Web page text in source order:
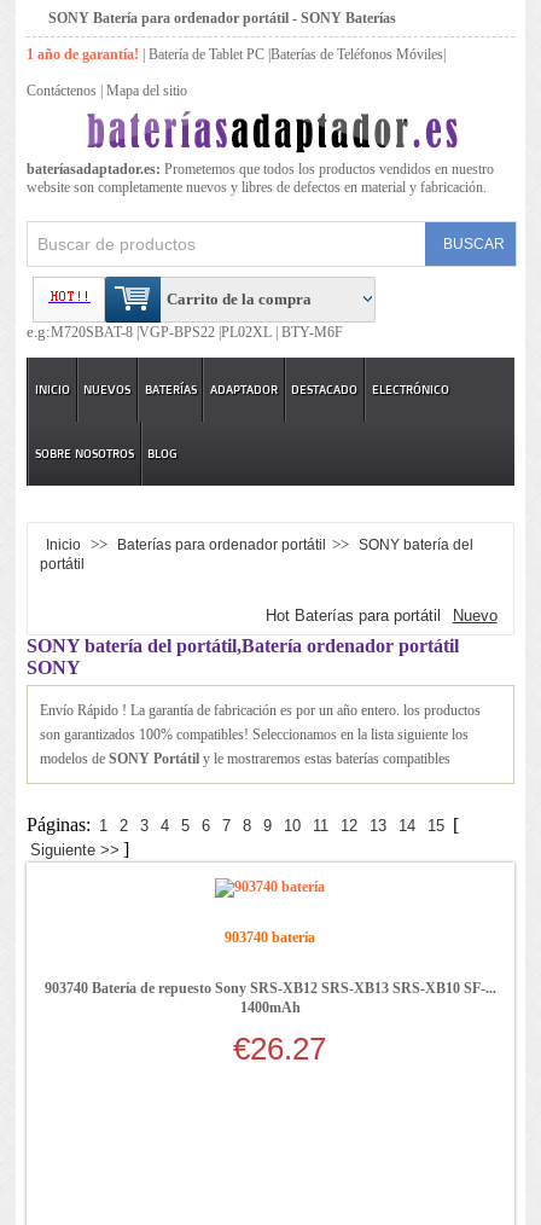
SONY Batería para ordenador portátil - SONY Baterías
1 año de garantía! |Batería de Tablet PC |Baterías de Teléfonos Móviles
Contáctenos |Mapa del sitio
bateríasadaptador.es: Prometemos que todos los productos vendidos en nuestro
website son completamente nuevos y libres de defectos en material y fabricación.
Carrito de la compra
e.g:M720SBAT-8 |VGP-BPS22 |PL02XL | BTY-M6F
INICIO NUEVOS BATERÍAS ADAPTADOR DESTACADO ELECTRÓNICO
SOBRE NOSOTROS BLOG
Inicio >> Baterías para ordenador portátil >>
SONY batería del
portátil
Hot Baterías para portátil Nuevo
SONY batería del portátil,Batería ordenador portátil
SONY
Envío Rápido ! La garantía de fabricación es por un año entero. los productos
son garantizados 100% compatibles! Seleccionamos en la lista siguiente los
modelos deSONY Portátil y le mostraremos estas baterías compatibles
Páginas: 1 2 3 4 5 6 7 8 9 10 11 12 13 14 15 [
Siguiente >> ]
903740 batería
903740 Batería de repuesto Sony SRS-XB12 SRS-XB13 SRS-XB10 SF-...
1400mAh
€26.27